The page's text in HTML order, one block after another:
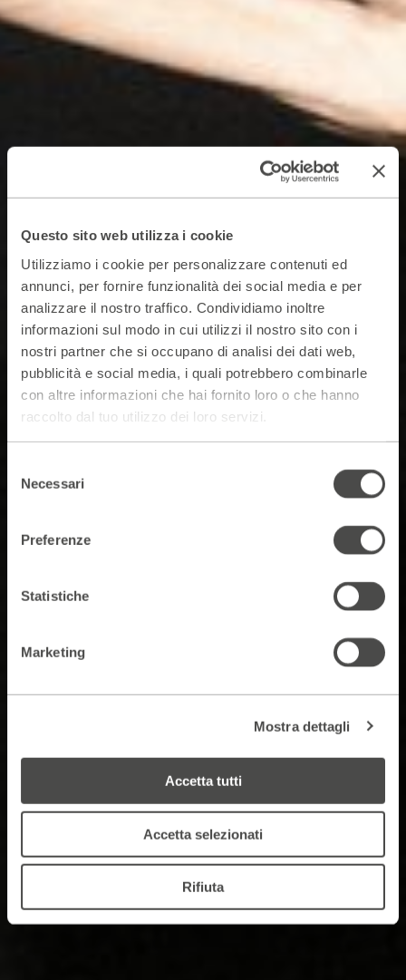
Questo sito web utilizza i cookie
Utilizziamo i cookie per personalizzare contenuti ed
annunci, per fornire funzionalità dei social media e per
analizzare il nostro traffico. Condividiamo inoltre
informazioni sul modo in cui utilizzi il nostro sito con i
nostri partner che si occupano di analisi dei dati web,
pubblicità e social media, i quali potrebbero combinarle
con altre informazioni che hai fornito loro o che hanno
raccolto dal tuo utilizzo dei loro servizi.
delNecessari
Preferenze
Statistiche
Marketing
Mostra dettagli
Accetta tutti
Accetta selezionati
Rifiuta